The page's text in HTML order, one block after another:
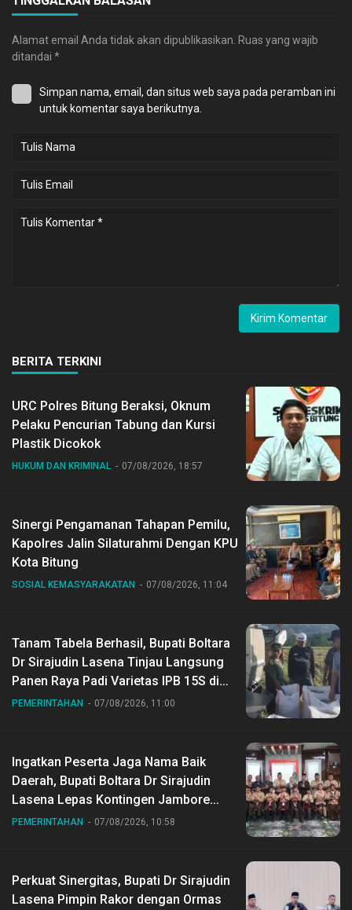
Alamat email Anda tidak akan dipublikasikan. Ruas yang wajib
ditandai *
Simpan nama, email, dan situs web saya pada peramban ini
untuk komentar saya berikutnya.
BERITA TERKINI
URC Polres Bitung Beraksi, Oknum
Pelaku Pencurian Tabung dan Kursi
Plastik Dicokok
HUKUM DAN KRIMINAL 07/08/2026, 18:57
Sinergi Pengamanan Tahapan Pemilu,
Kapolres Jalin Silaturahmi Dengan KPU
Kota Bitung
SOSIAL KEMASYARAKATAN 07/08/2026, 11:04
Tanam Tabela Berhasil, Bupati Boltara
Dr Sirajudin Lasena Tinjau Langsung
Panen Raya Padi Varietas IPB 15S di
Desa Gihang
PEMERINTAHAN 07/08/2026, 11:00
Ingatkan Peserta Jaga Nama Baik
Daerah, Bupati Boltara Dr Sirajudin
Lasena Lepas Kontingen Jambore
Nasional ke XII di Buperta Cibubur
PEMERINTAHAN 07/08/2026, 10:58
Perkuat Sinergitas, Bupati Dr Sirajudin
Lasena Pimpin Rakor dengan Ormas